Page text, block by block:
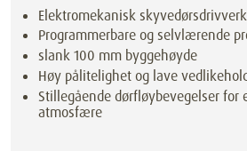
Elektromekanisk
Programmerbare og selvlærende
slank 100 mm byggehøyde
Høy pålitelighet og lave
Stillegående dørfløybevegelser for
atmosfære